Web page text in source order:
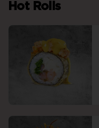
Hot Rolls